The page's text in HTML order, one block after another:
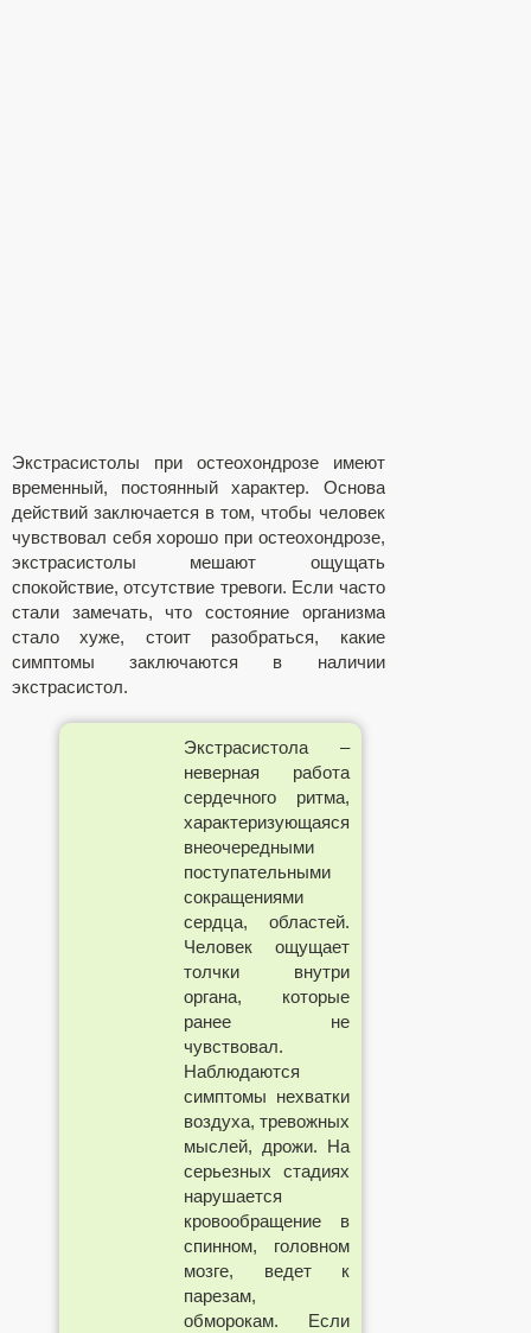
Экстрасистолы при остеохондрозе имеют
временный, постоянный характер. Основа
действий заключается в том, чтобы человек
чувствовал себя хорошо при остеохондрозе,
экстрасистолы мешают ощущать
спокойствие, отсутствие тревоги. Если часто
стали замечать, что состояние организма
стало хуже, стоит разобраться, какие
симптомы заключаются в наличии
экстрасистол.
Экстрасистола –
неверная работа
сердечного ритма,
характеризующаяся
внеочередными
поступательными
сокращениями
сердца, областей.
Человек ощущает
толчки внутри
органа, которые
ранее не
чувствовал.
Наблюдаются
симптомы нехватки
воздуха, тревожных
мыслей, дрожи. На
серьезных стадиях
нарушается
кровообращение в
спинном, головном
мозге, ведет к
парезам,
обморокам. Если